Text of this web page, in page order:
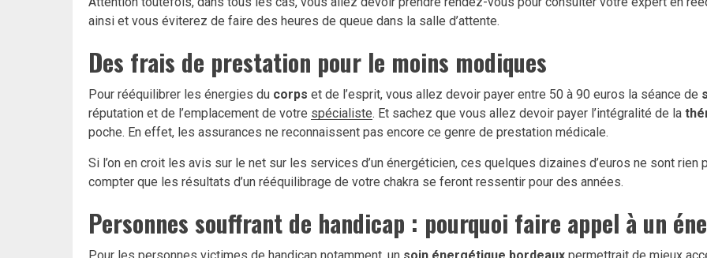
ainsi et vous éviterez de faire des heures de queue dans la salle d’attente.
Des frais de prestation pour le moins modiques
Pour rééquilibrer les énergies du corps et de l’esprit, vous allez devoir payer entre 50 à 90 euros la séance de
réputation et de l’emplacement de votre spécialiste. Et sachez que vous allez devoir payer l’intégralité de la
poche. En effet, les assurances ne reconnaissent pas encore ce genre de prestation médicale.
Si l’on en croit les avis sur le net sur les services d’un énergéticien, ces quelques dizaines d’euros ne sont rien
compter que les résultats d’un rééquilibrage de votre chakra se feront ressentir pour des années.
Personnes souffrant de handicap : pourquoi faire appel à un
Pour les personnes victimes de handicap notamment, un soin énergétique bordeaux permettrait de mieux